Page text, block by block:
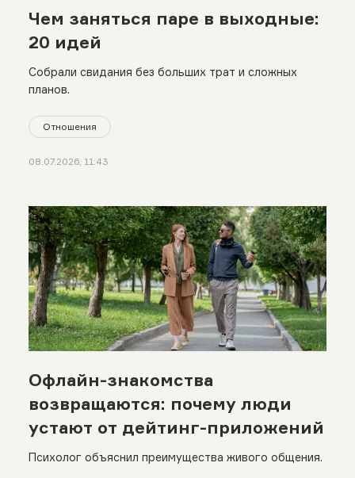
Чем заняться паре в выходные:
20 идей
Собрали свидания без больших трат и сложных
планов.
Отношения
08.07.2026, 11:43
Офлайн-знакомства
возвращаются: почему люди
устают от дейтинг-приложений
Психолог объяснил преимущества живого общения.